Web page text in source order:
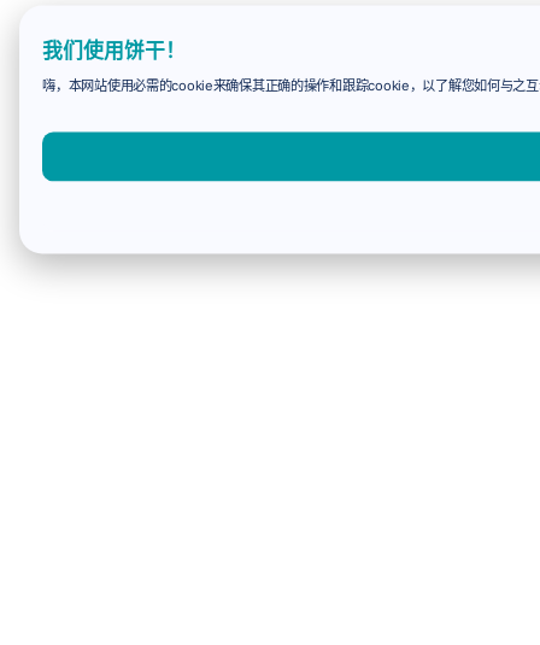
我们使用饼干！
嗨，本网站使用必需的cookie来确保其正确的操作和跟踪cookie，以了解您如何与之